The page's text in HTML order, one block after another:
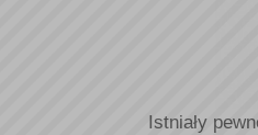
Istniały